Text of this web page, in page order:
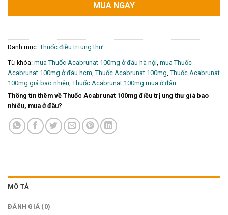
MUA NGAY
Danh mục: Thuốc điều trị ung thư
Từ khóa: mua Thuốc Acabrunat 100mg ở đâu hà nội, mua Thuốc
Acabrunat 100mg ở đâu hcm, Thuốc Acabrunat 100mg, Thuốc Acabrunat
100mg giá bao nhiêu, Thuốc Acabrunat 100mg mua ở đâu
Thông tin thêm về Thuốc Acabrunat 100mg điều trị ung thư giá bao
nhiêu, mua ở đâu?
MÔ TẢ
ĐÁNH GIÁ (0)